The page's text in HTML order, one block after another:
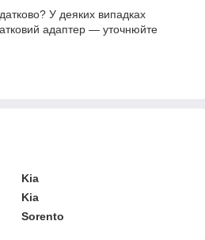
У деяких випадках
адаптер — уточнюйте
Kia
Kia
Sorento